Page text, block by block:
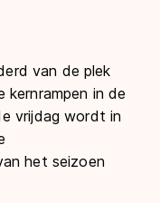
van de plek
kernrampen in de
vrijdag wordt in
het seizoen